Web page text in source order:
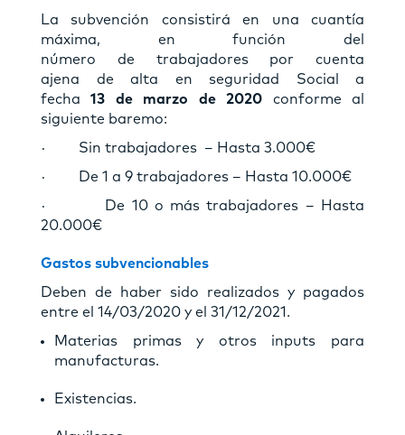
La subvención consistirá en una cuantía
máxima, en función del
número de trabajadores por cuenta
ajena de alta en seguridad Social a
fecha13 de marzo de 2020 conforme al
siguiente baremo:
· Sin trabajadores – Hasta 3.000€
· De 1 a 9 trabajadores – Hasta 10.000€
· De 10 o más trabajadores – Hasta
20.000€
Gastos subvencionables
Deben de haber sido realizados y pagados
entre el 14/03/2020 y el 31/12/2021.
Materias primas y otros inputs para
manufacturas.
Existencias.